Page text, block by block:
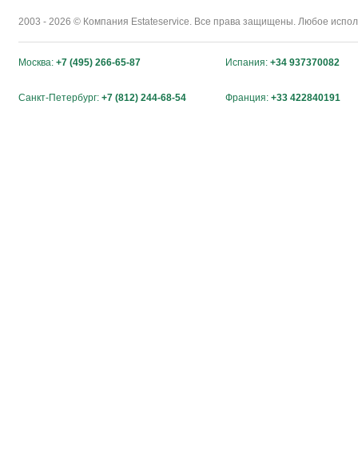
2003 - 2026 © Компания Estateservice. Все права защищены. Любое
Москва: +7 (495) 266-65-87 Испания: +34 937370082
Санкт-Петербург: +7 (812) 244-68-54 Франция: +33 422840191